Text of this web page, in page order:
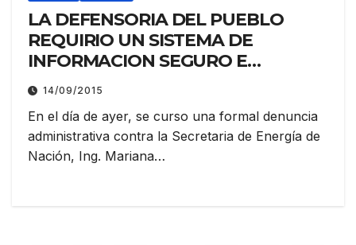
LA DEFENSORIA DEL PUEBLO
REQUIRIO UN SISTEMA DE
INFORMACION SEGURO E
ININTERRUMPIDO PARA EL PLAN
HOGAR CON GARRAFAS
14/09/2015
En el día de ayer, se curso una formal denuncia
administrativa contra la Secretaria de Energía de
Nación, Ing. Mariana…